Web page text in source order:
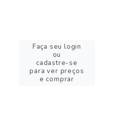
Faça seu login
ou
cadastre-se
para ver preços
e comprar